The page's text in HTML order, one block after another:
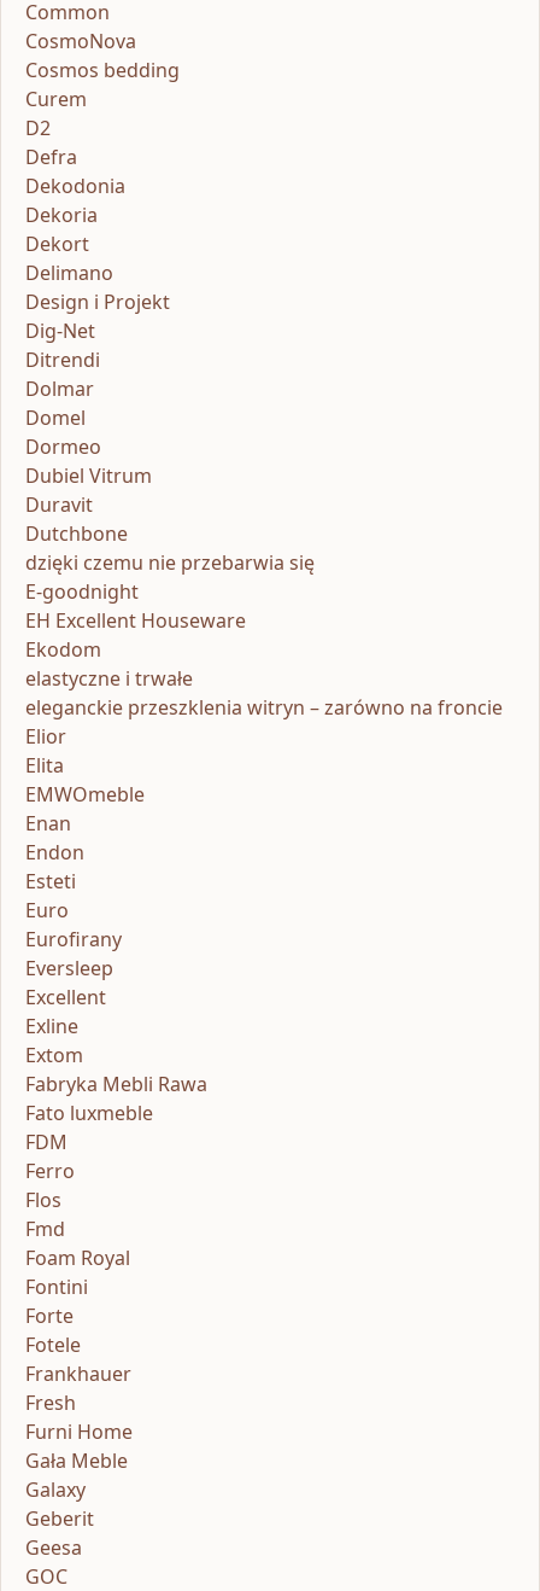
Common
CosmoNova
Cosmos bedding
Curem
D2
Defra
Dekodonia
Dekoria
Dekort
Delimano
Design i Projekt
Dig-Net
Ditrendi
Dolmar
Domel
Dormeo
Dubiel Vitrum
Duravit
Dutchbone
dzięki czemu nie przebarwia się
E-goodnight
EH Excellent Houseware
Ekodom
elastyczne i trwałe
eleganckie przeszklenia witryn – zarówno na froncie
Elior
Elita
EMWOmeble
Enan
Endon
Esteti
Euro
Eurofirany
Eversleep
Excellent
Exline
Extom
Fabryka Mebli Rawa
Fato luxmeble
FDM
Ferro
Flos
Fmd
Foam Royal
Fontini
Forte
Fotele
Frankhauer
Fresh
Furni Home
Gała Meble
Galaxy
Geberit
Geesa
GOC